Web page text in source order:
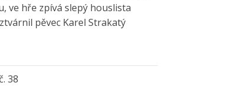
ve hře zpívá slepý houslista
pěvec Karel Strakatý
38